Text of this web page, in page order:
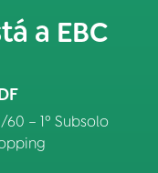
a EBC
– 1º Subsolo